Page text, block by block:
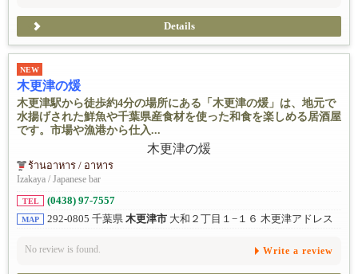
Details
NEW
木更津の煖
木更津駅から徒歩約4分の場所にある「木更津の煖」は、地元で
水揚げされた鮮魚や千葉県産食材を使った和食を楽しめる居酒屋
です。市場や漁港から仕入...
ร้านอาหาร / อาหาร
Izakaya / Japanese bar
TEL (0438) 97-7557
MAP 292-0805 千葉県 木更津市 大和２丁目１−１６ 木更津アドレス
No review is found. Write a review